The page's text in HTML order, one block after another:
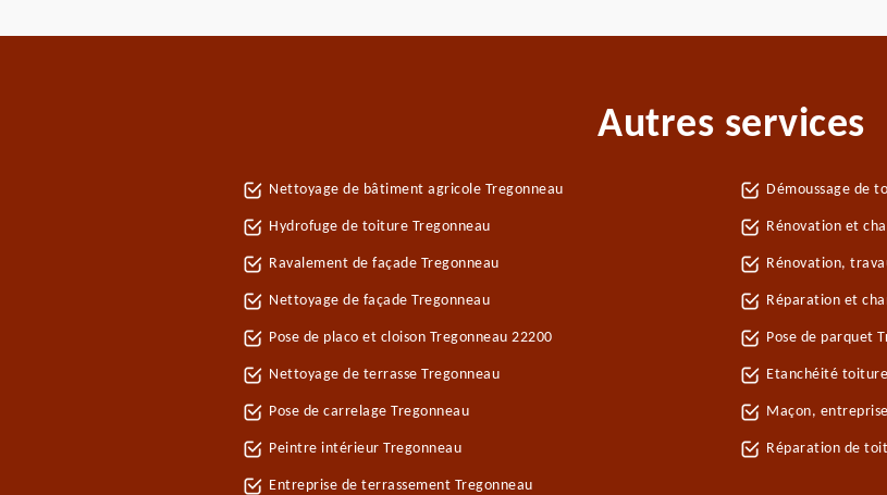
Autres services
Nettoyage de bâtiment agricole Tregonneau
Hydrofuge de toiture Tregonneau
Ravalement de façade Tregonneau
Nettoyage de façade Tregonneau
Pose de placo et cloison Tregonneau 22200
Nettoyage de terrasse Tregonneau
Pose de carrelage Tregonneau
Peintre intérieur Tregonneau
Entreprise de terrassement Tregonneau
Démoussage de
Rénovation et
Rénovation,
Réparation et
Pose de parquet
Etanchéité
Maçon,
Réparation de